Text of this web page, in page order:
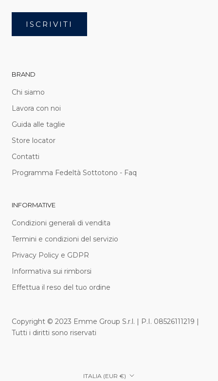
ISCRIVITI
BRAND
Chi siamo
Lavora con noi
Guida alle taglie
Store locator
Contatti
Programma Fedeltà Sottotono - Faq
INFORMATIVE
Condizioni generali di vendita
Termini e condizioni del servizio
Privacy Policy e GDPR
Informativa sui rimborsi
Effettua il reso del tuo ordine
Copyright © 2023 Emme Group S.r.l. | P.I. 08526111219 |
Tutti i diritti sono riservati
Paese/Area
ITALIA (EUR €)